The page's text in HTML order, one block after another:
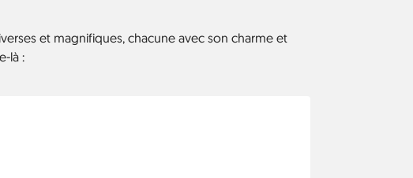
et magnifiques, chacune avec son charme et
là :